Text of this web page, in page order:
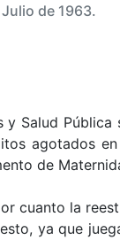
de 1963.
Salud
agotados
de
cuanto la
ya que